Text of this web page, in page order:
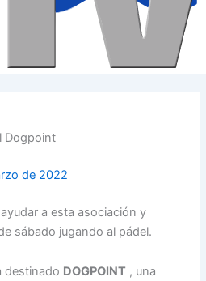
Dogpoint
de 2022
a esta asociación y
sábado jugando al pádel.
destinado DOGPOINT , una